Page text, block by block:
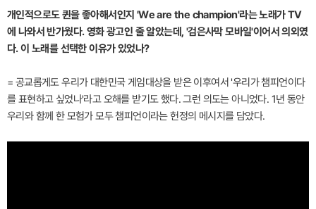
개인적으로도 퀸을 좋아해서인지 'We are the champion'라는 노래가 TV
에 나와서 반가웠다. 영화 광고인 줄 알았는데, '검은사막 모바일'이어서 의외였
다. 이 노래를 선택한 이유가 있었나?
= 공교롭게도 우리가 대한민국 게임대상을 받은 이후여서 '우리가 챔피언이다
를 표현하고 싶었나'라고 오해를 받기도 했다. 그런 의도는 아니었다. 1년 동안
우리와 함께 한 모험가 모두 챔피언이라는 헌정의 메시지를 담았다.